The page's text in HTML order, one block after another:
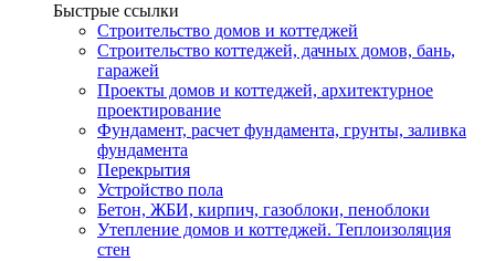
Быстрые ссылки
Строительство домов и коттеджей
Строительство коттеджей, дачных домов, бань,
гаражей
Проекты домов и коттеджей, архитектурное
проектирование
Фундамент, расчет фундамента, грунты, заливка
фундамента
Перекрытия
Устройство пола
Бетон, ЖБИ, кирпич, газоблоки, пеноблоки
Утепление домов и коттеджей. Теплоизоляция
стен